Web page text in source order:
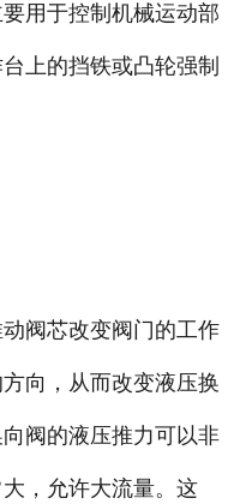
用于控制机械运动部
上的挡铁或凸轮强制
阀芯改变阀门的工作
向，从而改变液压换
阀的液压推力可以非
，允许大流量。这